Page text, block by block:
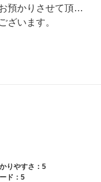
この度は、当社にて大切なお車をお預かりさせて頂き誠に有難うございました。
ざいます。
利用も心よりお待ち申し上げます。
りやすさ：5
ド：5